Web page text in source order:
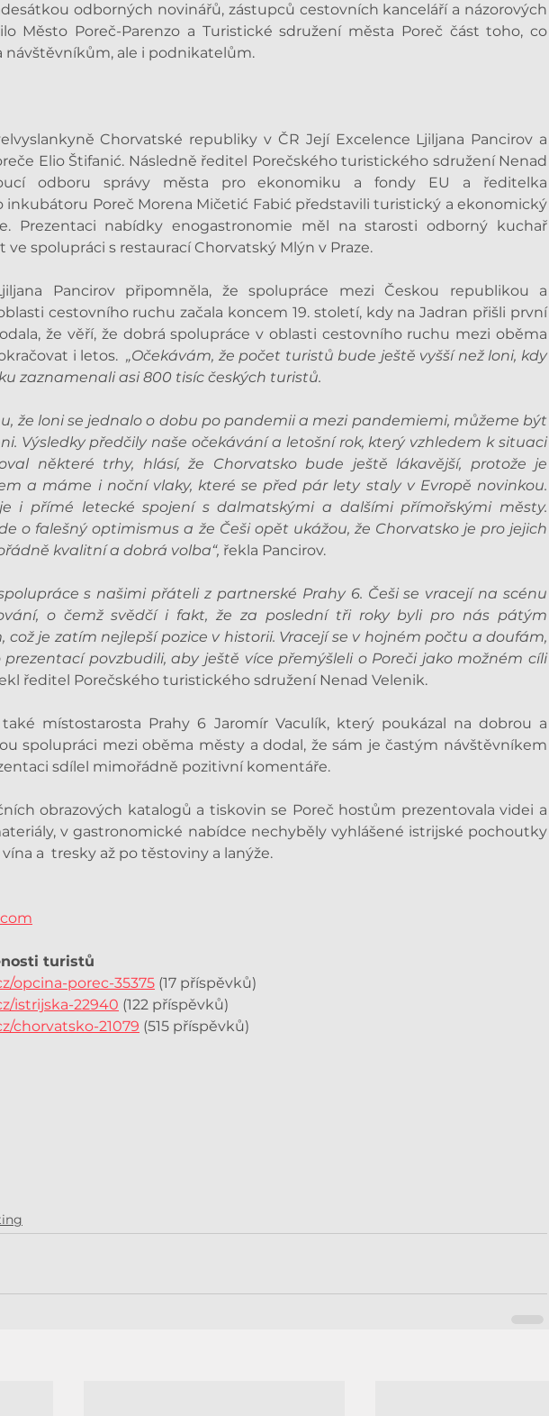
odborných novinářů, zástupců cestovních kanceláří a názorových
Město Poreč-Parenzo a Turistické sdružení města Poreč část toho, co
návštěvníkům, ale i podnikatelům.
Chorvatské republiky v ČR Její Excelence Ljiljana Pancirov a
Elio Štifanić. Následně ředitel Porečského turistického sdružení Nenad
odboru správy města pro ekonomiku a fondy EU a ředitelka
inkubátoru Poreč Morena Mičetić Fabić představili turistický a ekonomický
Prezentaci nabídky enogastronomie měl na starosti odborný kuchař
ve spolupráci s restaurací Chorvatský Mlýn v Praze.
Pancirov připomněla, že spolupráce mezi Českou republikou a
cestovního ruchu začala koncem 19. století, kdy na Jadran přišli první
že věří, že dobrá spolupráce v oblasti cestovního ruchu mezi oběma
i letos. „Očekávám, že počet turistů bude ještě vyšší než loni, kdy
zaznamenali asi 800 tisíc českých turistů.
že loni se jednalo o dobu po pandemii a mezi pandemiemi, můžeme být
Výsledky předčily naše očekávání a letošní rok, který vzhledem k situaci
některé trhy, hlásí, že Chorvatsko bude ještě lákavější, protože je
a máme i noční vlaky, které se před pár lety staly v Evropě novinkou.
i přímé letecké spojení s dalmatskými a dalšími přímořskými městy.
o falešný optimismus a že Češi opět ukážou, že Chorvatsko je pro jejich
kvalitní a dobrá volba“, řekla Pancirov.
s našimi přáteli z partnerské Prahy 6. Češi se vracejí na scénu
o čemž svědčí i fakt, že za poslední tři roky byli pro nás pátým
což je zatím nejlepší pozice v historii. Vracejí se v hojném počtu a doufám,
povzbudili, aby ještě více přemýšleli o Poreči jako možném cíli
ředitel Porečského turistického sdružení Nenad Velenik.
místostarosta Prahy 6 Jaromír Vaculík, který poukázal na dobrou a
spolupráci mezi oběma městy a dodal, že sám je častým návštěvníkem
sdílel mimořádně pozitivní komentáře.
obrazových katalogů a tiskovin se Poreč hostům prezentovala videi a
v gastronomické nabídce nechyběly vyhlášené istrijské pochoutky
a  tresky až po těstoviny a lanýže.
turistů
opcina-porec-35375 (17 příspěvků)
istrijska-22940 (122 příspěvků)
chorvatsko-21079 (515 příspěvků)